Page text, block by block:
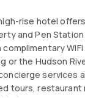
rise hotel
and Pen
or the Hudson
services
tours, restaurant